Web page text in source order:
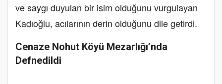
ve saygı duyulan bir isim olduğunu vurgulayan
Kadıoğlu, acılarının derin olduğunu dile getirdi.
Cenaze Nohut Köyü Mezarlığı’nda
Defnedildi